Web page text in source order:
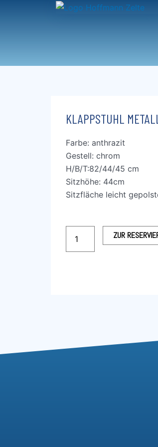
KLAPPSTUHL METALL
Farbe: anthrazit
Gestell: chrom
H/B/T:82/44/45 cm
Sitzhöhe: 44cm
Sitzfläche leicht
Metall
ZUR